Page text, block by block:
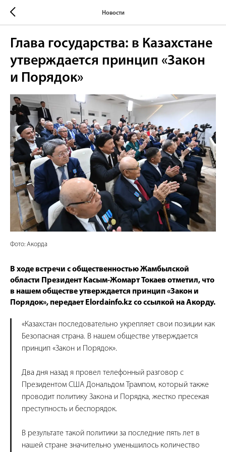
Новости
Глава государства: в Казахстане
утверждается принцип «Закон
и Порядок»
Фото: Акорда
В ходе встречи с общественностью Жамбылской
области Президент Касым-Жомарт Токаев отметил, что
в нашем обществе утверждается принцип «Закон и
Порядок», передает Elordainfo.kz со ссылкой на Акорду.
«Казахстан последовательно укрепляет свои позиции как
Безопасная страна. В нашем обществе утверждается
принцип «Закон и Порядок».
Два дня назад я провел телефонный разговор с
Президентом США Дональдом Трампом, который также
проводит политику Закона и Порядка, жестко пресекая
преступность и беспорядок.
В результате такой политики за последние пять лет в
нашей стране значительно уменьшилось количество